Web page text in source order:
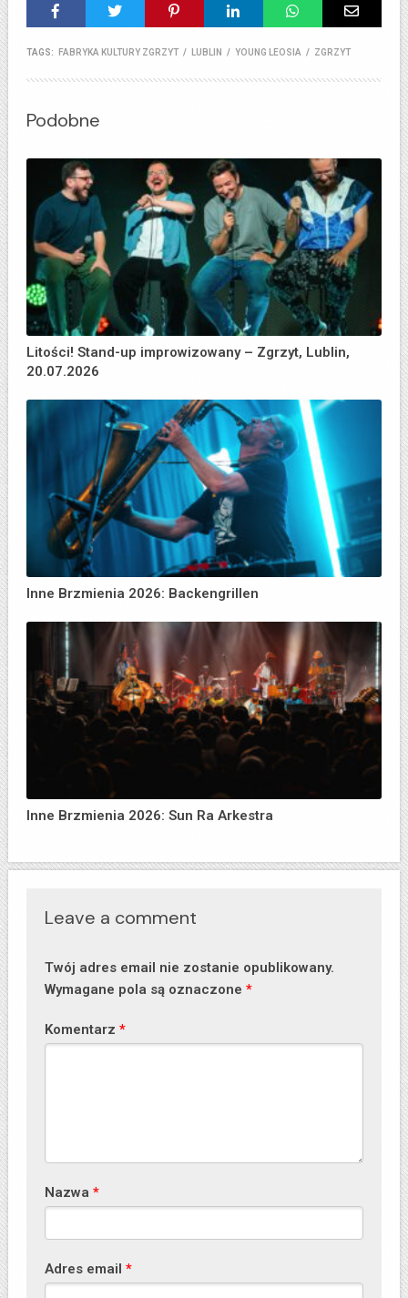
TAGS: FABRYKA KULTURY ZGRZYT / LUBLIN / YOUNG LEOSIA / ZGRZYT
Podobne
Litości! Stand-up improwizowany – Zgrzyt, Lublin,
20.07.2026
Inne Brzmienia 2026: Backengrillen
Inne Brzmienia 2026: Sun Ra Arkestra
Leave a comment
Twój adres email nie zostanie opublikowany.
Wymagane pola są oznaczone *
Komentarz *
Nazwa *
Adres email *